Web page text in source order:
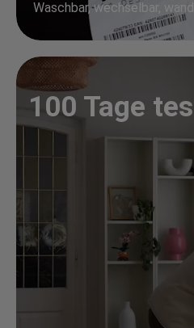
Waschbar, wechselbar,
100 Tage